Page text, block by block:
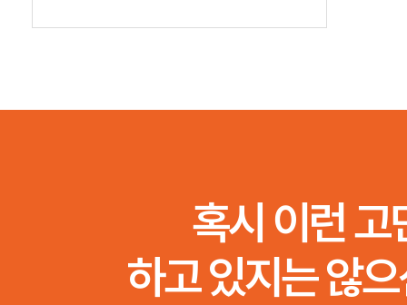
혹시 이런 고
하고 있지는 않